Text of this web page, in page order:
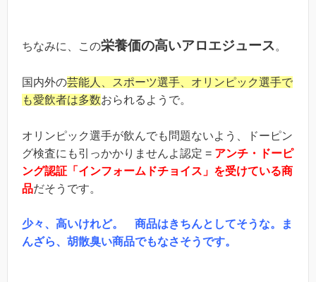
ちなみに、この栄養価の高いアロエジュース 。
国内外の芸能人、スポーツ選手、オリンピック選手で
も愛飲者は多数おられるようで。
オリンピック選手が飲んでも問題ないよう、ドーピン
グ検査にも引っかかりませんよ認定 = アンチ・ドーピ
ング認証「インフォームドチョイス」を受けている商
品だそうです。
少々、高いけれど。 商品はきちんとしてそうな。ま
んざら、胡散臭い商品でもなさそうです。